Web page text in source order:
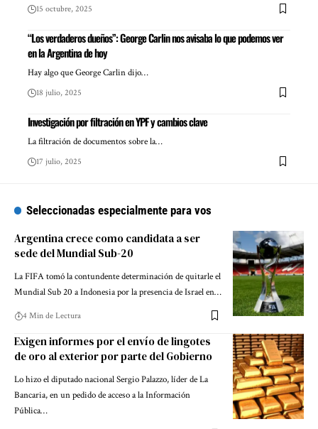
15 octubre, 2025
“Los verdaderos dueños”: George Carlin nos avisaba lo que podemos ver
en la Argentina de hoy
Hay algo que George Carlin dijo…
18 julio, 2025
Investigación por filtración en YPF y cambios clave
La filtración de documentos sobre la…
17 julio, 2025
Seleccionadas especialmente para vos
Argentina crece como candidata a ser
sede del Mundial Sub-20
La FIFA tomó la contundente determinación de quitarle el
Mundial Sub 20 a Indonesia por la presencia de Israel en…
4 Min de Lectura
Exigen informes por el envío de lingotes
de oro al exterior por parte del Gobierno
Lo hizo el diputado nacional Sergio Palazzo, líder de La
Bancaria, en un pedido de acceso a la Información
Pública…